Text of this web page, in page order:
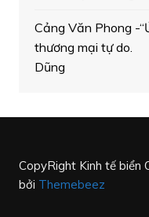
Cảng Văn Phong -
thương mại tự
Dũng
CopyRight Kinh tế biển
bởi Themebeez